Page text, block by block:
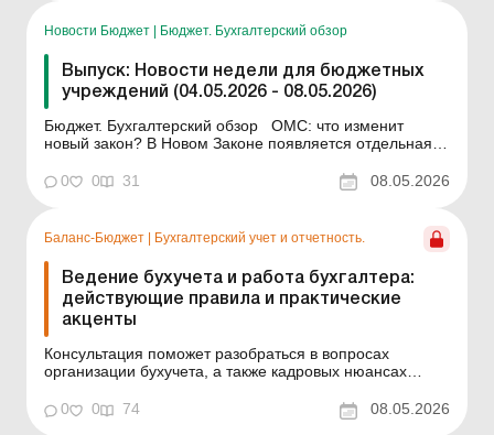
статье...
Новости Бюджет Бюджет. Бухгалтерский обзор
Выпуск: Новости недели для бюджетных
учреждений (04.05.2026 - 08.05.2026)
Бюджет. Бухгалтерский обзор ОМС: что изменит
новый закон? В Новом Законе появляется отдельная
производство", "руководитель службы",
"профессиональная компетентность", "функции по
0 0 31 08.05.2026
Баланс-Бюджет Бухгалтерский учет и отчетность.
Ведение бухучета и работа бухгалтера:
действующие правила и практические
акценты
Консультация поможет разобраться в вопросах
организации бухучета, а также кадровых нюансах
бухгалтерской службе обновили еще в прошлом году,
но несогласованность законодательных норм осталась
0 0 74 08.05.2026